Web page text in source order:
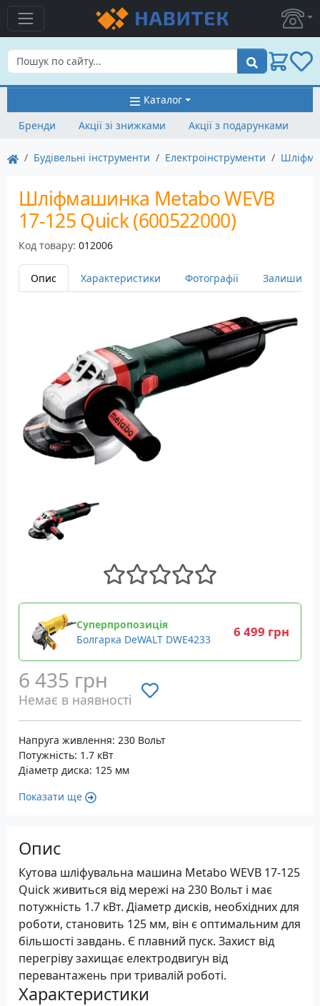
Пошук
Каталог
Бренди
Акції зі знижками Акції з подарунками
Будівельні інструменти Електроінструменти
Шліфмашинка Metabo WEVB
17-125 Quick (600522000)
Код товару: 012006
Опис Характеристики Фотографії Залишити
Суперпропозиція
Болгарка DeWALT DWE4233
6 499 грн
6 435 грн
Немає в наявності
Напруга живлення: 230 Вольт
Потужність: 1.7 кВт
Діаметр диска: 125 мм
Показати ще
Опис
Кутова шліфувальна машина Metabo WEVB 17-125
Quick живиться від мережі на 230 Вольт і має
потужність 1.7 кВт. Діаметр дисків, необхідних для
роботи, становить 125 мм, він є оптимальним для
більшості завдань. Є плавний пуск. Захист від
перегріву захищає електродвигун від
перевантажень при тривалій роботі.
Характеристики